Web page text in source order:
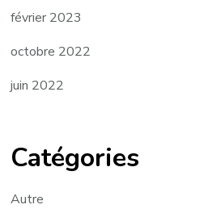
février 2023
octobre 2022
juin 2022
Catégories
Autre